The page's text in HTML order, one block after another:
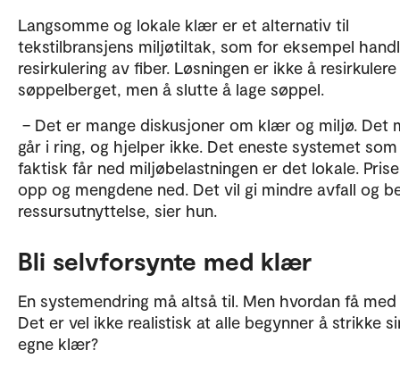
Langsomme og lokale klær er et alternativ til
tekstilbransjens miljøtiltak, som for eksempel
resirkulering av fiber. Løsningen er ikke å resirkulere
søppelberget, men å slutte å lage søppel.
– Det er mange diskusjoner om klær og miljø. Det
går i ring, og hjelper ikke. Det eneste systemet som
faktisk får ned miljøbelastningen er det lokale.
opp og mengdene ned. Det vil gi mindre avfall og
ressursutnyttelse, sier hun.
Bli selvforsynte med klær
En systemendring må altså til. Men hvordan få
Det er vel ikke realistisk at alle begynner å strikke
egne klær?